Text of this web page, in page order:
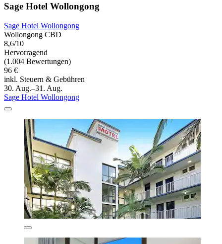
Sage Hotel Wollongong
Sage Hotel Wollongong
Wollongong CBD
8,6/10
Hervorragend
(1.004 Bewertungen)
96 €
inkl. Steuern & Gebühren
30. Aug.–31. Aug.
Sage Hotel Wollongong